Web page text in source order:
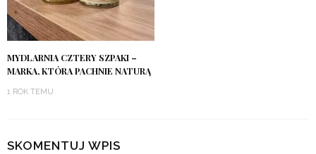
MYDLARNIA CZTERY SZPAKI –
MARKA, KTÓRA PACHNIE NATURĄ
1 ROK TEMU
SKOMENTUJ WPIS